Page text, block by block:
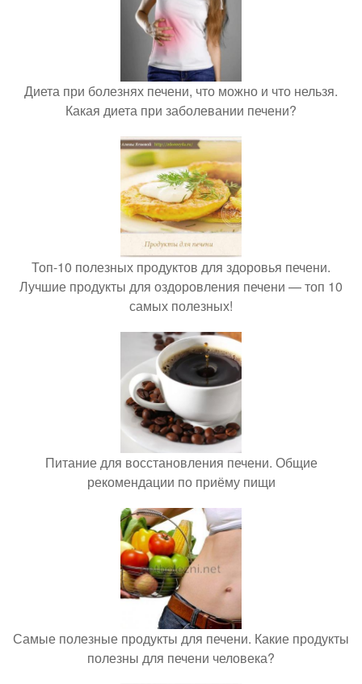
Диета при болезнях печени, что можно и что нельзя.
Какая диета при заболевании печени?
Топ-10 полезных продуктов для здоровья печени.
Лучшие продукты для оздоровления печени — топ 10
самых полезных!
Питание для восстановления печени. Общие
рекомендации по приёму пищи
Самые полезные продукты для печени. Какие продукты
полезны для печени человека?